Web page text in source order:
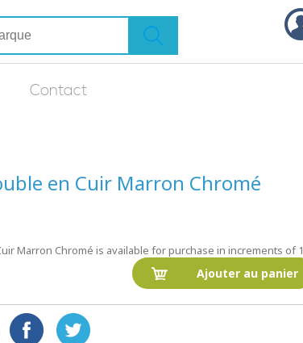
Contact
en Cuir Marron Chromé
Marron Chromé is available for purchase in increments of 1
Ajouter au panier